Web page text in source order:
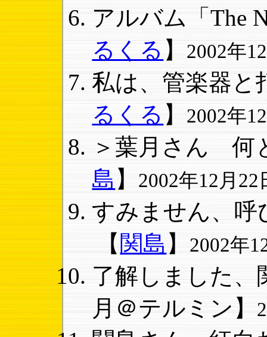
アルバム「The
るくる 】 2002年
私は、管楽器と
るくる 】 2002年
＞葉月さん 何
島 】 2002年12月22
すみません、呼
【 関島 】 2002年
了解しました、
月＠テルミン】